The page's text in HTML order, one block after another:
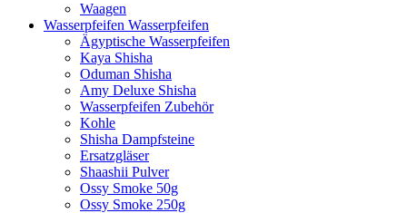
Waagen
Wasserpfeifen Wasserpfeifen
Ägyptische Wasserpfeifen
Kaya Shisha
Oduman Shisha
Amy Deluxe Shisha
Wasserpfeifen Zubehör
Kohle
Shisha Dampfsteine
Ersatzgläser
Shaashii Pulver
Ossy Smoke 50g
Ossy Smoke 250g